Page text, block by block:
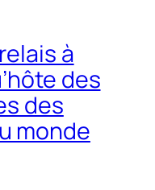
à
des
des
monde